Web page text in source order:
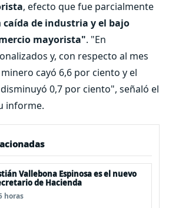
, efecto que fue parcialmente
caída de industria y el bajo
mayorista". "En
y, con respecto al mes
cayó 6,6 por ciento y el
0,7 por ciento", señaló el
informe.
Vallebona Espinosa es el nuevo
de Hacienda
horas